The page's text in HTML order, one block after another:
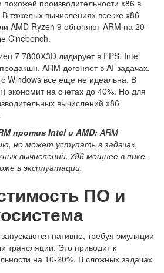
производительности x86 в
тяжелых вычислениях все же x86
AMD Ryzen 9 обгоняют ARM на 20-
Cinebench.
7 7800X3D лидирует в FPS. Intel
ARM догоняет в AI-задачах.
Windows все еще не идеальна. В
экономит на счетах до 40%. Но для
вычислений x86
против Intel и AMD:ARM
но может уступать в задачах,
вычислений. x86 мощнее в пике,
в эксплуатации.
ПО и
нативно, требуя эмуляции
трансляции. Это приводит к
на 10-20%. В сложных задачах